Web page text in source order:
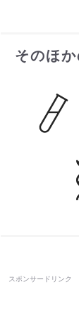
そのほ
スポンサードリンク